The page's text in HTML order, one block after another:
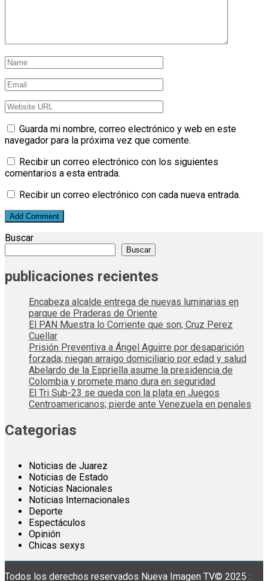
Guarda mi nombre, correo electrónico y web en este
navegador para la próxima vez que comente.
Recibir un correo electrónico con los siguientes
comentarios a esta entrada.
Recibir un correo electrónico con cada nueva entrada.
Buscar
Buscar
publicaciones recientes
Encabeza alcalde entrega de nuevas luminarias en
parque de Praderas de Oriente
El PAN Muestra lo Corriente que son; Cruz Perez
Cuellar
Prisión Preventiva a Ángel Aguirre por desaparición
forzada; niegan arraigo domiciliario por edad y salud
Abelardo de la Espriella asume la presidencia de
Colombia y promete mano dura en seguridad
El Tri Sub-23 se queda con la plata en Juegos
Centroamericanos; pierde ante Venezuela en penales
Categorias
Noticias de Juarez
Noticias de Estado
Noticias Nacionales
Noticias Internacionales
Deporte
Espectáculos
Opinión
Chicas sexys
Todos los derechos reservados Nueva Imagen TV© 2025 :